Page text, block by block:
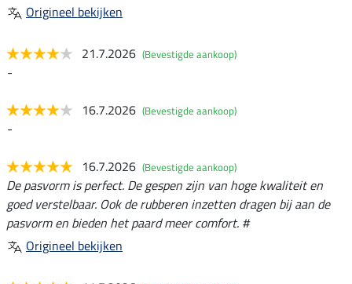
Origineel bekijken
21.7.2026 (Bevestigde aankoop)
-
16.7.2026 (Bevestigde aankoop)
-
16.7.2026 (Bevestigde aankoop)
De pasvorm is perfect. De gespen zijn van hoge kwaliteit en
goed verstelbaar. Ook de rubberen inzetten dragen bij aan de
pasvorm en bieden het paard meer comfort. #
Origineel bekijken